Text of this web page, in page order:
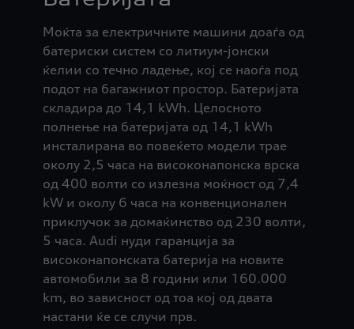
Моќта за електричните машини доаѓа од
батериски систем со литиум-јонски
ќелии со течно ладење, кој се наоѓа под
подот на багажниот простор. Батеријата
складира до 14,1 kWh. Целосното
полнење на батеријата од 14,1 kWh
инсталирана во повеќето модели трае
околу 2,5 часа на високонапонска врска
од 400 волти со излезна моќност од 7,4
kW и околу 6 часа на конвенционален
приклучок за домаќинство од 230 волти,
5 часа. Audi нуди гаранција за
високонапонската батерија на новите
автомобили за 8 години или 160.000
km, во зависност од тоа кој од двата
настани ќе се случи прв.